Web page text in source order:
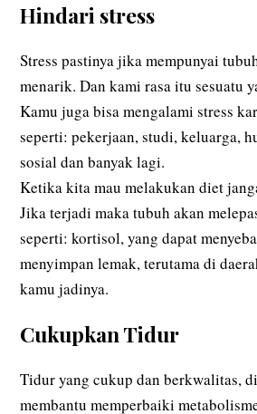
Hindari stress
Stress pastinya jika mempunyai
menarik. Dan kami rasa itu sesuatu
Kamu juga bisa mengalami stress
seperti: pekerjaan, studi, keluarga,
sosial dan banyak lagi.
Ketika kita mau melakukan diet
Jika terjadi maka tubuh akan
seperti: kortisol, yang dapat
menyimpan lemak, terutama di
kamu jadinya.
Cukupkan Tidur
Tidur yang cukup dan berkwalitas,
membantu memperbaiki